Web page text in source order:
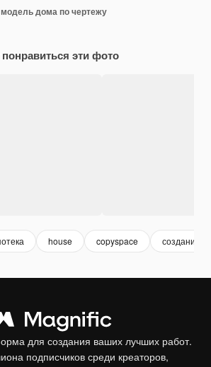
дома по чертежу
эти фото
house copyspace создание
для создания ваших лучших работ.
подписчиков среди креаторов,